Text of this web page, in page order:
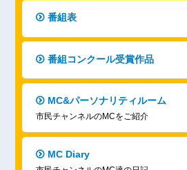
番組表
番組コンクール受賞作品
MC&パーソナリティルーム
市民チャンネルのMCをご紹介
MC Diary